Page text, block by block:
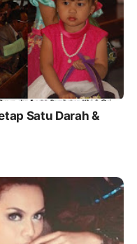
Satu Darah &